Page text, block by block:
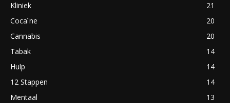
Kliniek
21
Cocaïne
20
Cannabis
20
Tabak
14
Hulp
14
12 Stappen
14
Mentaal
13